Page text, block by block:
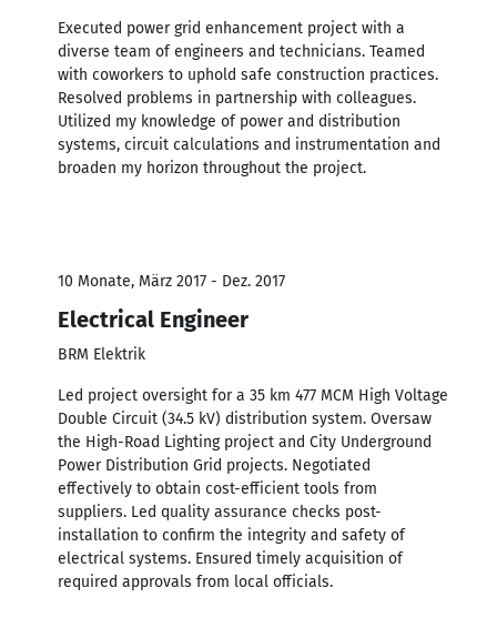
Executed power grid enhancement project with a
diverse team of engineers and technicians. Teamed
with coworkers to uphold safe construction practices.
Resolved problems in partnership with colleagues.
Utilized my knowledge of power and distribution
systems, circuit calculations and instrumentation and
broaden my horizon throughout the project.
10 Monate, März 2017 - Dez. 2017
Electrical Engineer
BRM Elektrik
Led project oversight for a 35 km 477 MCM High Voltage
Double Circuit (34.5 kV) distribution system. Oversaw
the High-Road Lighting project and City Underground
Power Distribution Grid projects. Negotiated
effectively to obtain cost-efficient tools from
suppliers. Led quality assurance checks post-
installation to confirm the integrity and safety of
electrical systems. Ensured timely acquisition of
required approvals from local officials.